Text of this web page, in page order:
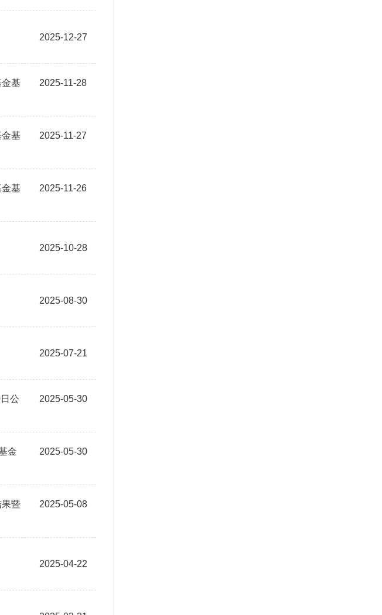
2025-12-27
基
2025-11-28
基
2025-11-27
基
2025-11-26
2025-10-28
2025-08-30
2025-07-21
公
2025-05-30
金
2025-05-30
暨
2025-05-08
2025-04-22